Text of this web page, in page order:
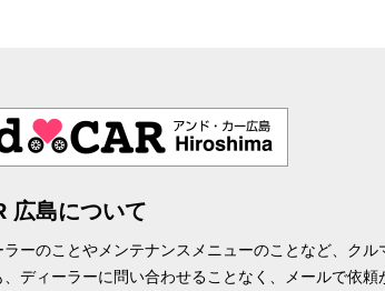
広島について
ーのことやメンテナンスメニューのことなど、クル
ディーラーに問い合わせることなく、メールで依頼